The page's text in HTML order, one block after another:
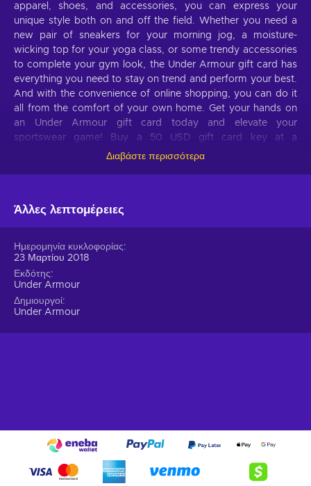
apparel, shoes, and accessories, you can express your
unique style both on and off the field. Whether you need a
new pair of sneakers for your morning jog, a moisture-
wicking top for your yoga class, or some trendy accessories
to complete your gym look, the Under Armour gift card has
everything you need to stay on trend and perform your best.
And with the convenience of online shopping, you can do it
all from the comfort of your own home. Get your hands on
an Under Armour gift card today and elevate your
sportswear game! Buy a 50 USD gift card key at a
discounted price and treat yourself to the latest activewear
Here’s what you can buy with a cheaper Under Armour
A wide array of choices.
footwear, and sports attire – choose from different
Multiple brands.
ensures that everyone can find something they need.
Shopping made easy!
Διαβάστε περισσότερα
Άλλες λεπτομέρειες
Ημερομηνία κυκλοφορίας
23 Μαρτίου 2018
Εκδότης
Under Armour
Δημιουργοί
Under Armour